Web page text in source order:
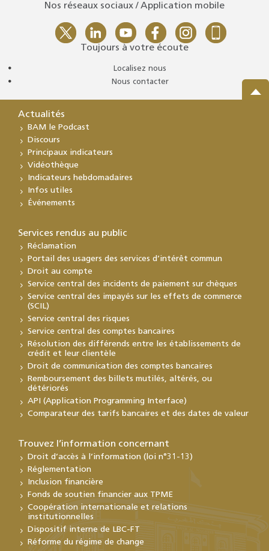
Nos réseaux sociaux / Application mobile
Toujours à votre écoute
Localisez nous
Nous contacter
Actualités
BAM le Podcast
Discours
Principaux indicateurs
Vidéothèque
Indicateurs hebdomadaires
Infos utiles
Événements
Services rendus au public
Réclamation
Portail des usagers des services d’intérêt commun
Droit au compte
Service central des incidents de paiement sur chèques
Service central des impayés sur les effets de commerce
(SCIL)
Service central des risques
Service central des comptes bancaires
Résolution des différends entre les établissements de
crédit et leur clientèle
Droit de communication des comptes bancaires
Remboursement des billets mutilés, altérés, ou
détériorés
API (Application Programming Interface)
Comparateur des tarifs bancaires et des dates de valeur
Trouvez l’information concernant
Droit d’accès à l’information (loi n°31-13)
Réglementation
Inclusion financière
Fonds de soutien financier aux TPME
Coopération internationale et relations
institutionnelles
Dispositif interne de LBC-FT
Réforme du régime de change